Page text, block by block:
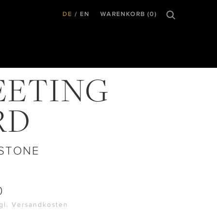
DE EN WARENKORB (0)
Versandkosten